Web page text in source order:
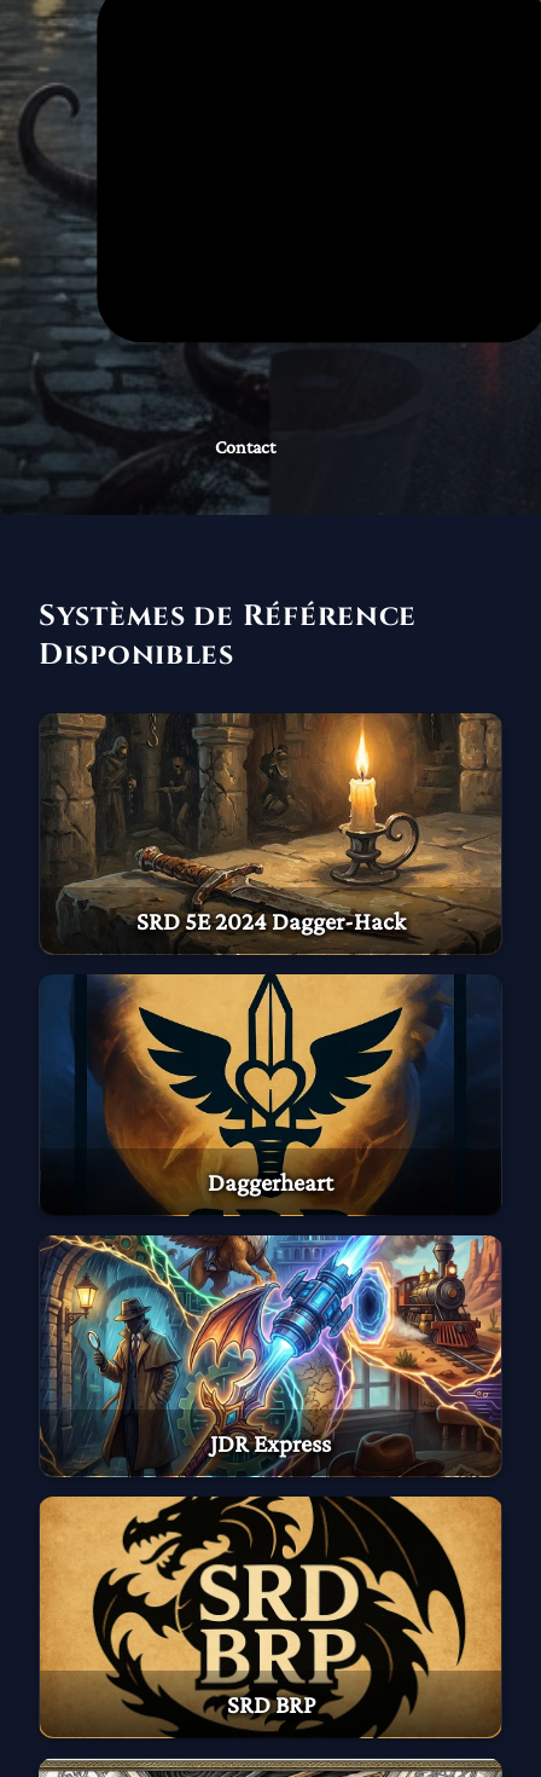
Contact
Systèmes de Référence
Disponibles
SRD 5E 2024 Dagger-Hack
Daggerheart
JDR Express
SRD BRP